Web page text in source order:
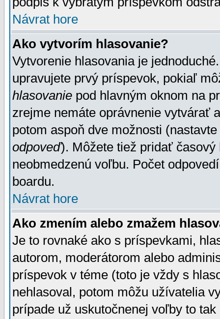
Návrat hore
Ako vytvorím hlasovanie?
Vytvorenie hlasovania je
upravujete prvý príspevok, pokiaľ
hlasovanie pod hlavným oknom na
zrejme nemáte oprávnenie vytvárať
potom aspoň dve možnosti
odpoveď). Môžete tiež pridať
neobmedzenú voľbu. Počet
boardu.
Návrat hore
Ako zmením alebo zmažem
Je to rovnaké ako s príspevkami,
autorom, moderátorom alebo
príspevok v téme (toto je vždy s
nehlasoval, potom môžu užívatelia
prípade už uskutočnenej voľby to